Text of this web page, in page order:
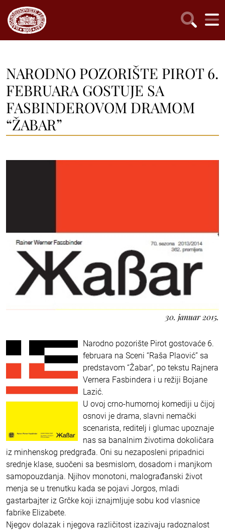
NARODNO POZORIŠTE PIROT 6.
FEBRUARA GOSTUJE SA
FASBINDEROVOM DRAMOM
“ŽABAR”
30. januar 2015.
Narodno pozorište Pirot gostovaće 6.
februara na Sceni “Raša Plaović” sa
predstavom “Žabar”, po tekstu Rajnera
Vernera Fasbindera i u režiji Bojane
Lazić.
U ovoj crno-humornoj komediji u čijoj
osnovi je drama, slavni nemački
scenarista, reditelj i glumac upoznaje
nas sa banalnim životima dokoličara
iz minhenskog predgrađa. Oni su nezaposleni pripadnici
srednje klase, suočeni sa besmislom, dosadom i manjkom
samopouzdanja. Njihov monotoni, malograđanski život
menja se u trenutku kada se pojavi Jorgos, mladi
gastarbajter iz Grčke koji iznajmljuje sobu kod vlasnice
fabrike Elizabete.
Njegov dolazak i njegova različitost izazivaju radoznalost